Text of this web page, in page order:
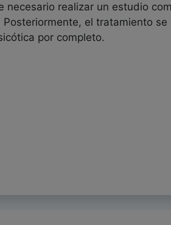
necesario realizar un estudio
el tratamiento se
por completo.